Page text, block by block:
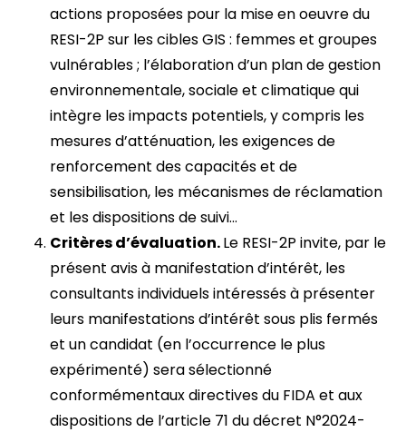
actions proposées pour la mise en oeuvre du
RESI-2P sur les cibles GIS : femmes et groupes
vulnérables ; l’élaboration d’un plan de gestion
environnementale, sociale et climatique qui
intègre les impacts potentiels, y compris les
mesures d’atténuation, les exigences de
renforcement des capacités et de
sensibilisation, les mécanismes de réclamation
et les dispositions de suivi…
Critères d’évaluation.Le RESI-2P invite, par le
présent avis à manifestation d’intérêt, les
consultants individuels intéressés à présenter
leurs manifestations d’intérêt sous plis fermés
et un candidat (en l’occurrence le plus
expérimenté) sera sélectionné
conformémentaux directives du FIDA et aux
dispositions de l’article 71 du décret N°2024-